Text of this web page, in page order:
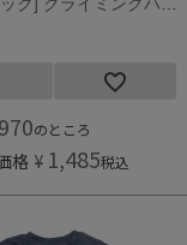
のところ
格 ¥ 1,485税込